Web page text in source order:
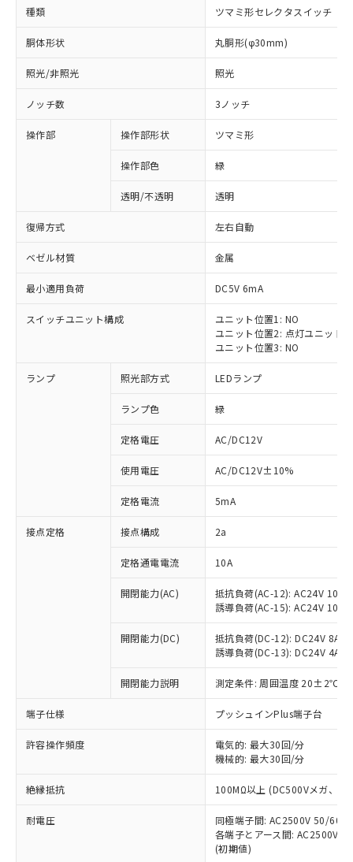
種類 ツマミ形セレクタスイッチ
胴体形状 丸胴形(φ30mm)
照光/非照光 照光
ノッチ数 3ノッチ
操作部 操作部形状 ツマミ形
操作部色 緑
透明/不透明 透明
復帰方式 左右自動
ベゼル材質 金属
最小適用負荷 DC5V 6mA
スイッチユニット構成
ユニット位置1: NO
ユニット位置2: 点灯ユニット
ユニット位置3: NO
ランプ 照光部方式 LEDランプ
ランプ色 緑
定格電圧 AC/DC12V
使用電圧 AC/DC12V±10%
定格電流 5mA
接点定格 接点構成 2a
定格通電電流 10A
開閉能力(AC)
抵抗負荷(AC-12): AC24V 10A/
誘導負荷(AC-15): AC24V
開閉能力(DC)
抵抗負荷(DC-12): DC24V 8A/
誘導負荷(DC-13): DC24V 4A/
開閉能力説明 測定条件: 周囲温度 20±2℃、
端子仕様 プッシュインPlus端子台
許容操作頻度
電気的: 最大30回/分
機械的: 最大30回/分
絶縁抵抗 100MΩ以上 (DC500Vメガ、点
耐電圧
同極端子間: AC2500V 50/
各端子とアース間: AC2500V
(初期値)
ご利用条件
以下の条件をお読みいただき、同意のうえ
ご利用ください。
本サービスは、当社制御機器事業取扱
商品の当社在庫状況および標準価格
(税抜)を提供させていただくもので
当社制御機器事業取扱商品の中には、
本サービスの対象外となる商品もある
ことをご了承ください。
在庫状況および標準価格照会結果は、
記載している更新日時点での社内デー
タに基づき作成されるものであり、閲
覧された時点での実際の在庫および標
準価格とは異なる場合があることをご
※1 対応状況
対応済み：EU RoHS指令（10物質）の
非含有に対応した製品が提供可能な商品で
す。
対応予定：EU RoHS指令（10物質）の非含
有に対応した製品に切り替える予定のある
対応予定なし：EU RoHS指令（10物質）の
非含有に非対応の商品で、対応品を出す予
定はありません。
調査・確認中：EU RoHS指令（10物質）の
非含有の対応状況を調査中または確認中の
非該当品：ライセンス料など無形物で、有
害物質有無と関係のない商品です。
仕入先様の事情により、非含有部品として
いたものが、含有品と判明した場合などや
むを得ず変更することがあります。
六価クロム(Cr(Ⅵ)) 1000ppm以下、ポリ臭化ビフェニル
類(PBB) 1000ppm以下、ポリ臭化ジフェニルエーテル類
「○」：最大均質材料含有率が中国RoHSの
基準値以下であることを示します。
「×」：最大均質材料含有率が中国RoHSの
基準値を超えていることを示します。
「－」：未確認です。当社販売部門へお問
*中国RoHS10物質の基準値 (GB/T26572)：
Pb(鉛) :1000ppm、 Hg(水銀) : 1000ppm、 Cd(カドミウ
Cr(Ⅵ)(六価クロム) : 1000ppm、 PBBs(ポリ臭化ビフェ
当社は、これら貴社製品のうち、外国
為替および外国貿易法に定める商品
（以下｢規制貨物等」という）を輸出
または国外への提供する場合は、日本
国政府の輸出許可(または役務取引許
可)を取得するなどの必要な手続きを